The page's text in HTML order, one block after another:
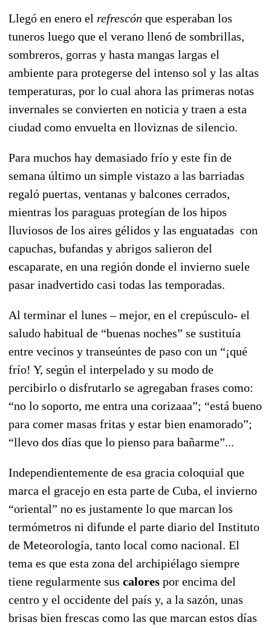
Llegó en enero el refrescón que esperaban los
tuneros luego que el verano llenó de sombrillas,
sombreros, gorras y hasta mangas largas el
ambiente para protegerse del intenso sol y las altas
temperaturas, por lo cual ahora las primeras notas
invernales se convierten en noticia y traen a esta
ciudad como envuelta en lloviznas de silencio.
Para muchos hay demasiado frío y este fin de
semana último un simple vistazo a las barriadas
regaló puertas, ventanas y balcones cerrados,
mientras los paraguas protegían de los hipos
lluviosos de los aires gélidos y las enguatadas con
capuchas, bufandas y abrigos salieron del
escaparate, en una región donde el invierno suele
pasar inadvertido casi todas las temporadas.
Al terminar el lunes – mejor, en el crepúsculo- el
saludo habitual de “buenas noches” se sustituía
entre vecinos y transeúntes de paso con un “¡qué
frío! Y, según el interpelado y su modo de
percibirlo o disfrutarlo se agregaban frases como:
“no lo soporto, me entra una corizaaa”; “está bueno
para comer masas fritas y estar bien enamorado”;
“llevo dos días que lo pienso para bañarme”...
Independientemente de esa gracia coloquial que
marca el gracejo en esta parte de Cuba, el invierno
“oriental” no es justamente lo que marcan los
termómetros ni difunde el parte diario del Instituto
de Meteorología, tanto local como nacional. El
tema es que esta zona del archipiélago siempre
tiene regularmente sus calores por encima del
centro y el occidente del país y, a la sazón, unas
brisas bien frescas como las que marcan estos días